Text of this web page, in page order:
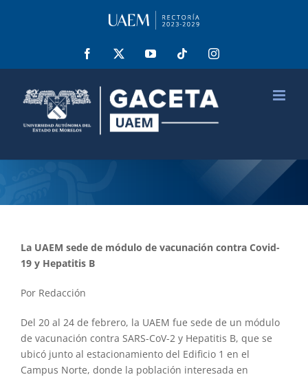
Facebook YouTube Tiktok Instagram
La UAEM sede de módulo de vacunación contra Covid-
19 y Hepatitis B
Por Redacción
Del 20 al 24 de febrero, la UAEM fue sede de un módulo
de vacunación contra SARS-CoV-2 y Hepatitis B, que se
ubicó junto al estacionamiento del Edificio 1 en el
Campus Norte, donde la población interesada en